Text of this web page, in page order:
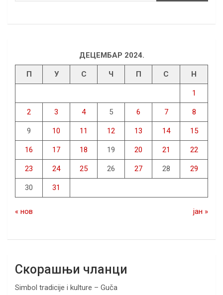
ДЕЦЕМБАР 2024.
П У С Ч П С Н
1
2 3 4 5 6 7 8
9 10 11 12 13 14 15
16 17 18 19 20 21 22
23 24 25 26 27 28 29
30 31
« нов јан »
Скорашњи чланци
Simbol tradicije i kulture – Guča